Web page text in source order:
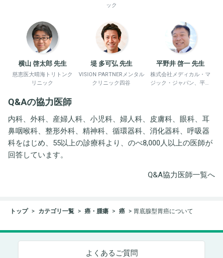
ック
横山 啓太郎 先生
慈恵医大晴海トリトンク
リニック
堤 多可弘 先生
VISION PARTNERメンタル
クリニック四谷
平野井 啓一 先生
株式会社メディカル・マ
ジック・ジャパン、平野
Q&Aの協力医師
内科、外科、産婦人科、小児科、婦人科、皮膚科、眼科、耳
鼻咽喉科、整形外科、精神科、循環器科、消化器科、呼吸器
科をはじめ、55以上の診療科より、のべ8,000人以上の医師が
回答しています。
Q&A協力医師一覧へ
トップ カテゴリ一覧 癌・腫瘍 癌 胃底腺型胃癌について
よくあるご質問